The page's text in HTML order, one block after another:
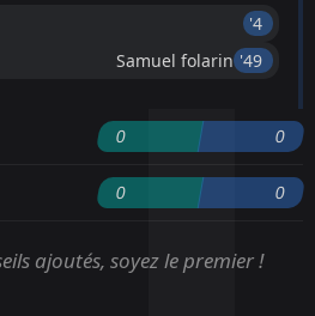
'4 ︎
Samuel folarin '49 ︎
0 0
0 0
ajoutés, soyez le premier !